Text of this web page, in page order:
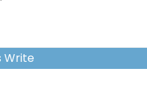
Write